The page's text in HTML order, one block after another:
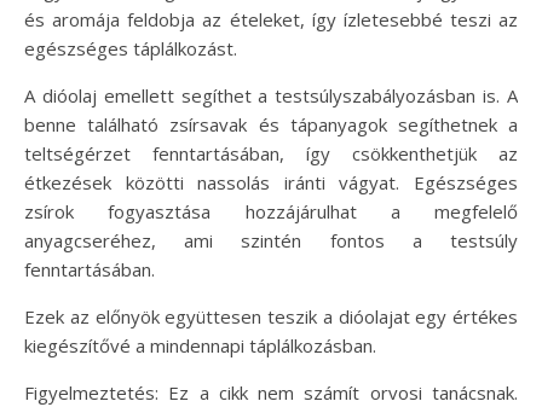
és aromája feldobja az ételeket, így ízletesebbé teszi az
egészséges táplálkozást.
A dióolaj emellett segíthet a testsúlyszabályozásban is. A
benne található zsírsavak és tápanyagok segíthetnek a
teltségérzet fenntartásában, így csökkenthetjük az
étkezések közötti nassolás iránti vágyat. Egészséges
zsírok fogyasztása hozzájárulhat a megfelelő
anyagcseréhez, ami szintén fontos a testsúly
fenntartásában.
Ezek az előnyök együttesen teszik a dióolajat egy értékes
kiegészítővé a mindennapi táplálkozásban.
Figyelmeztetés: Ez a cikk nem számít orvosi tanácsnak.